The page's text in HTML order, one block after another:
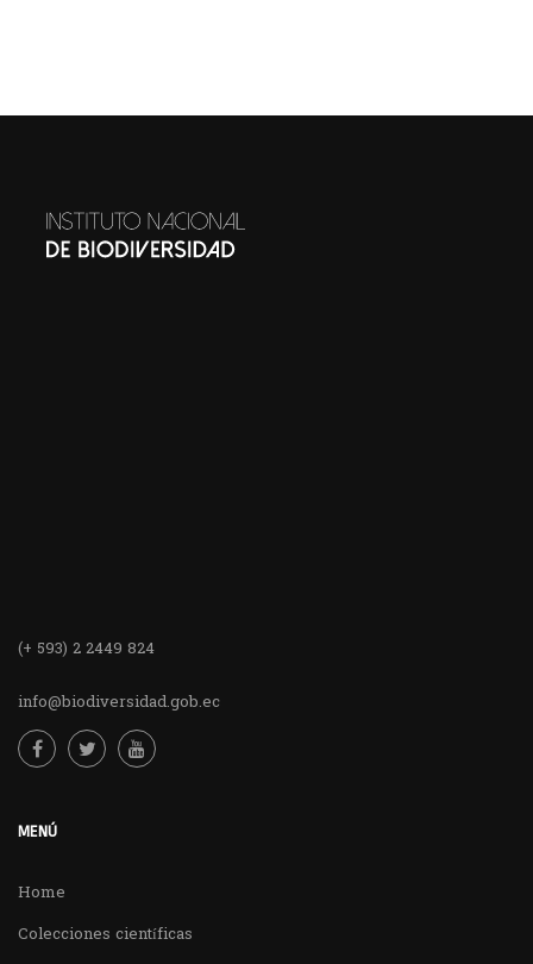
(+ 593) 2 2449 824
info@biodiversidad.gob.ec
MENÚ
Home
Colecciones científicas